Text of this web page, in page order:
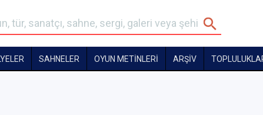
SAHNELER OYUN METİNLERİ ARŞİV